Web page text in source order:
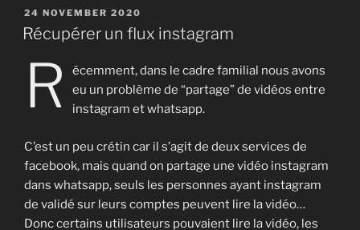
POSTED
ON
24 NOVEMBER 2020
Récupérer un flux instagram
R
écemment, dans le cadre familial nous avons
eu un problème de “partage” de vidéos entre
instagram et whatsapp.
C’est un peu crétin car il s’agit de deux services de
facebook, mais quand on partage une vidéo instagram
dans whatsapp, seuls les personnes ayant instagram
de validé sur leurs comptes peuvent lire la vidéo…
Donc certains utilisateurs pouvaient lire la vidéo, les